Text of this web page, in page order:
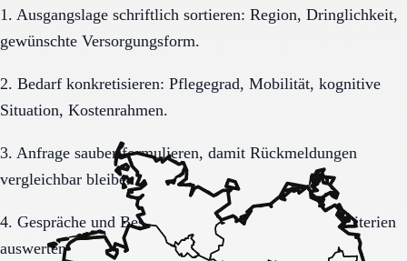
1. Ausgangslage schriftlich sortieren: Region, Dringlichkeit,
gewünschte Versorgungsform.
2. Bedarf konkretisieren: Pflegegrad, Mobilität, kognitive
Situation, Kostenrahmen.
3. Anfrage sauber formulieren, damit Rückmeldungen
vergleichbar bleiben.
4. Gespräche und Besichtigungen mit festen Muss-Kriterien
auswerten.